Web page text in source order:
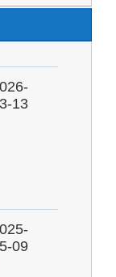
13
09